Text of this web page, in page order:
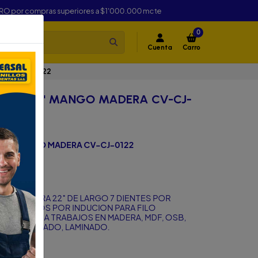
por compras superiores a $1'000.000 mcte
Cuenta
0
Carro
CV-CJ-0122
22" MANGO MADERA CV-CJ-
MANGO MADERA CV-CJ-0122
DE MADERA 22" DE LARGO 7 DIENTES POR
POR INDUCION PARA FILO
TRABAJOS EN MADERA, MDF, OSB,
LAMINADO.